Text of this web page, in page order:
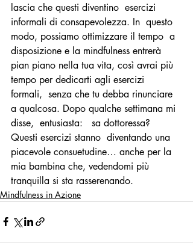
lascia che questi diventino  esercizi
informali di consapevolezza. In  questo
modo, possiamo ottimizzare il tempo  a
disposizione e la mindfulness entrerà
pian piano nella tua vita, così avrai più
tempo per dedicarti agli esercizi
formali,  senza che tu debba rinunciare
a qualcosa. Dopo qualche settimana mi
disse,  entusiasta:   sa dottoressa?
Questi esercizi stanno  diventando una
piacevole consuetudine… anche per la
mia bambina che, vedendomi più
tranquilla si sta rasserenando.
Mindfulness in Azione